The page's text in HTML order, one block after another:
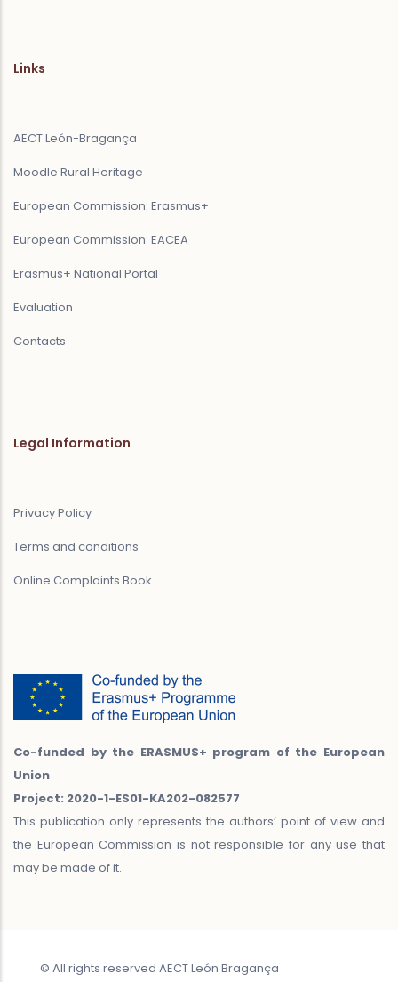
Links
AECT León-Bragança
Moodle Rural Heritage
European Commission: Erasmus+
European Commission: EACEA
Erasmus+ National Portal
Evaluation
Contacts
Legal Information
Privacy Policy
Terms and conditions
Online Complaints Book
Co-funded by the ERASMUS+ program of the European
Union
Project: 2020-1-ES01-KA202-082577
This publication only represents the authors’ point of view and
the European Commission is not responsible for any use that
may be made of it.
© All rights reserved AECT León Bragança